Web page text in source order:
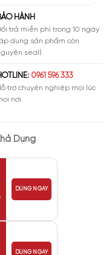
HÀNH
trả miễn phí trong 10 ngày
dụng sản phẩm còn
seal).
0961 596 333
trợ chuyên nghiệp mọi lúc
nơi.
Dụng
DÙNG NGAY
DÙNG NGAY